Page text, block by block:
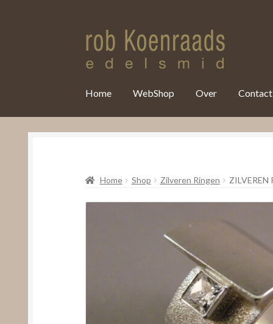
Home WebShop Over Contact
Home Shop Zilveren Ringen ZILVEREN